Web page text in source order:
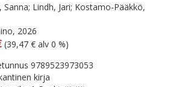
Sanna; Lindh, Jari; Kostamo-Pääkkö,
2026
hinta
Arvonlisäveroton hinta
(39,47 € alv 0 %)
9789523973053
kirja